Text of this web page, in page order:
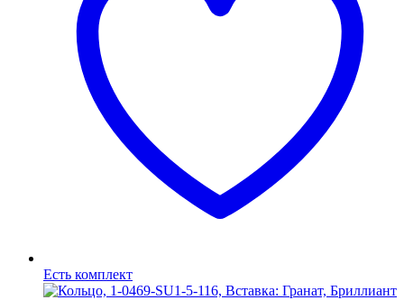
Есть комплект